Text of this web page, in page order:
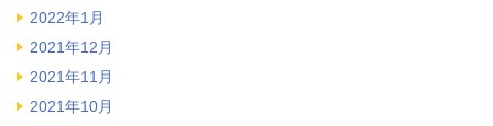
2022年1月
2021年12月
2021年11月
2021年10月